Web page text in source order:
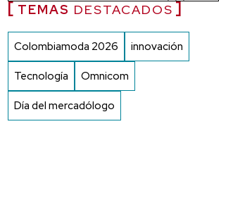
TEMAS DESTACADOS
Colombiamoda 2026 innovación
Tecnología Omnicom
Día del mercadólogo